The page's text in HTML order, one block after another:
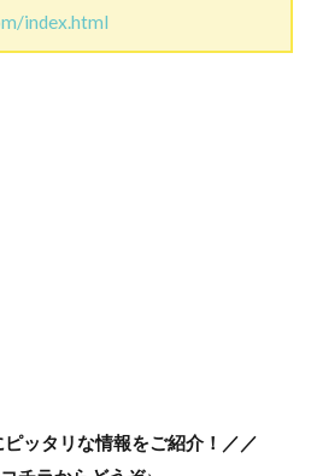
index.html
ッタリな情報をご紹介！／／